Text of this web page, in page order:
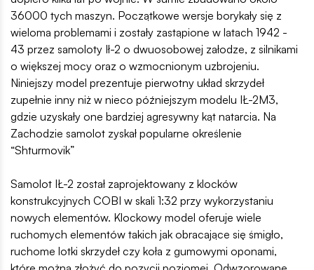
36000 tych maszyn. Początkowe wersje borykały się z
wieloma problemami i zostały zastąpione w latach 1942 -
43 przez samoloty Ił-2 o dwuosobowej załodze, z silnikami
o większej mocy oraz o wzmocnionym uzbrojeniu.
Niniejszy model prezentuje pierwotny układ skrzydeł
zupełnie inny niż w nieco późniejszym modelu IŁ-2M3,
gdzie uzyskały one bardziej agresywny kąt natarcia. Na
Zachodzie samolot zyskał popularne określenie
“Shturmovik”
Samolot IŁ-2 został zaprojektowany z klocków
konstrukcyjnych COBI w skali 1:32 przy wykorzystaniu
nowych elementów. Klockowy model oferuje wiele
ruchomych elementów takich jak obracające się śmigło,
ruchome lotki skrzydeł czy koła z gumowymi oponami,